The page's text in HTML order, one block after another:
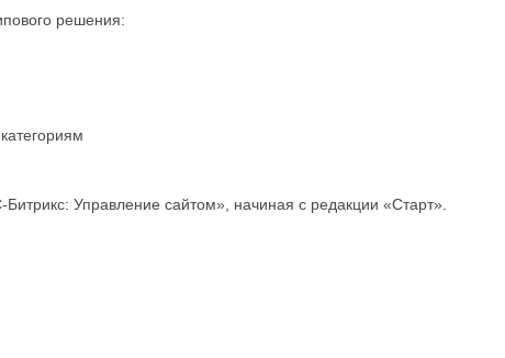
решения:
Управление сайтом», начиная с редакции «Старт».